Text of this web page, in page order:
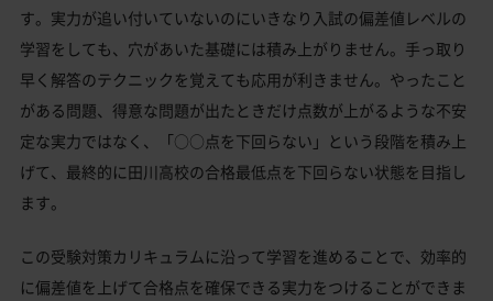
す。実力が追い付いていないのにいきなり入試の偏差値レベルの
学習をしても、穴があいた基礎には積み上がりません。手っ取り
早く解答のテクニックを覚えても応用が利きません。やったこと
がある問題、得意な問題が出たときだけ点数が上がるような不安
定な実力ではなく、「○○点を下回らない」という段階を積み上
げて、最終的に田川高校の合格最低点を下回らない状態を目指し
ます。
この受験対策カリキュラムに沿って学習を進めることで、効率的
に偏差値を上げて合格点を確保できる実力をつけることができま